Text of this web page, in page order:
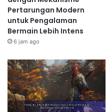
Pertarungan Modern
untuk Pengalaman
Bermain Lebih Intens
6 jam ago